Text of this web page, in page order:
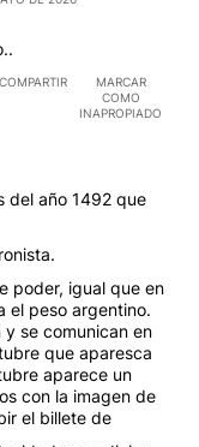
COMPARTIR
MARCAR
COMO
INAPROPIADO
del año 1492 que
poder, igual que en
el peso argentino.
y se comunican en
que aparesca
aparece un
con la imagen de
el billete de